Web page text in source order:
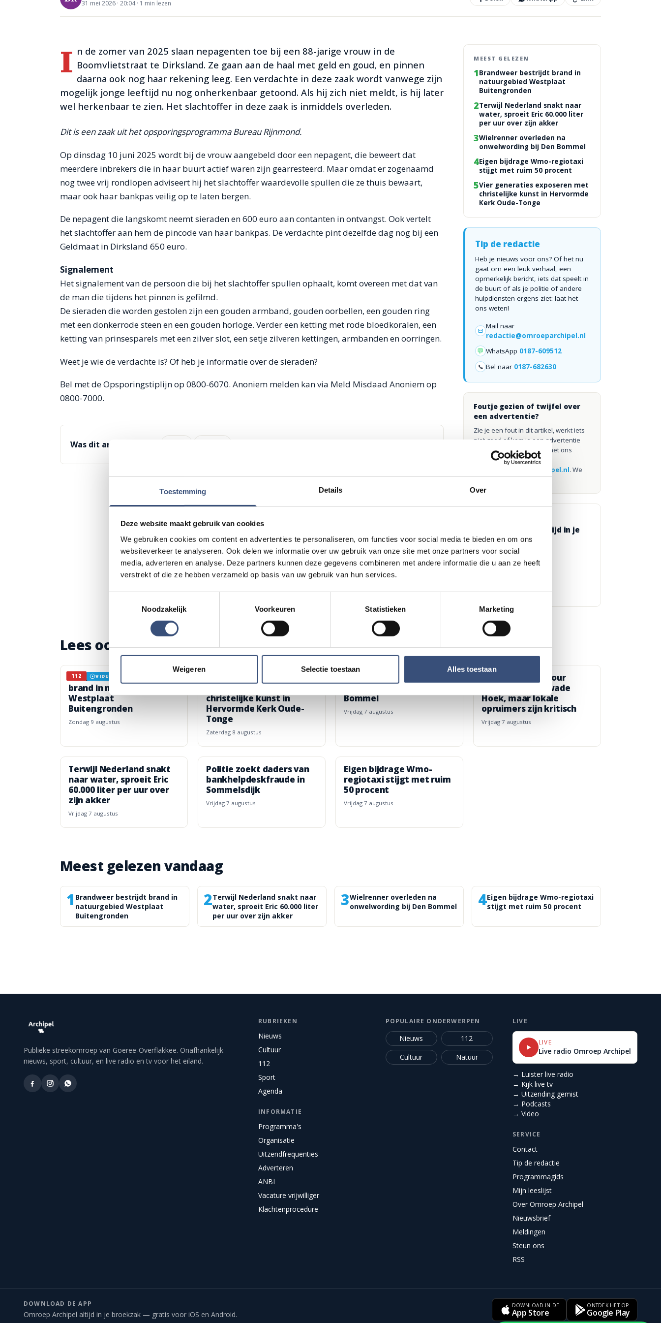
Toestemming Details Over
Deze website maakt gebruik van cookies
We gebruiken cookies om content en advertenties te personaliseren, om functies voor social media te bieden en om ons
websiteverkeer te analyseren. Ook delen we informatie over uw gebruik van onze site met onze partners voor social
media, adverteren en analyse. Deze partners kunnen deze gegevens combineren met andere informatie die u aan ze heeft
verstrekt of die ze hebben verzameld op basis van uw gebruik van hun services.
Noodzakelijk
Voorkeuren Statistieken Marketing
Weigeren Selectie toestaan Alles toestaan
31 mei 2026 · 20:04 · 1 min lezen
I n de zomer van 2025 slaan nepagenten toe bij een 88-jarige vrouw in de
Boomvlietstraat te Dirksland. Ze gaan aan de haal met geld en goud, en pinnen
daarna ook nog haar rekening leeg. Een verdachte in deze zaak wordt vanwege zijn
mogelijk jonge leeftijd nu nog onherkenbaar getoond. Als hij zich niet meldt, is hij later
wel herkenbaar te zien. Het slachtoffer in deze zaak is inmiddels overleden.
Dit is een zaak uit het opsporingsprogramma Bureau Rijnmond.
Op dinsdag 10 juni 2025 wordt bij de vrouw aangebeld door een nepagent, die beweert dat
meerdere inbrekers die in haar buurt actief waren zijn gearresteerd. Maar omdat er zogenaamd
nog twee vrij rondlopen adviseert hij het slachtoffer waardevolle spullen die ze thuis bewaart,
maar ook haar bankpas veilig op te laten bergen.
De nepagent die langskomt neemt sieraden en 600 euro aan contanten in ontvangst. Ook vertelt
het slachtoffer aan hem de pincode van haar bankpas. De verdachte pint dezelfde dag nog bij een
Geldmaat in Dirksland 650 euro.
Signalement
Het signalement van de persoon die bij het slachtoffer spullen ophaalt, komt overeen met dat van
de man die tijdens het pinnen is gefilmd.
De sieraden die worden gestolen zijn een gouden armband, gouden oorbellen, een gouden ring
met een donkerrode steen en een gouden horloge. Verder een ketting met rode bloedkoralen, een
ketting van prinsesparels met een zilver slot, een setje zilveren kettingen, armbanden en oorringen.
Weet je wie de verdachte is? Of heb je informatie over de sieraden?
Bel met de Opsporingstiplijn op 0800-6070. Anoniem melden kan via Meld Misdaad Anoniem op
0800-7000.
Was dit artikel nuttig?
MEEST GELEZEN
1Brandweer bestrijdt brand in
natuurgebied Westplaat
Buitengronden
2Terwijl Nederland snakt naar
water, sproeit Eric 60.000 liter
per uur over zijn akker
3Wielrenner overleden na
onwelwording bij Den Bommel
4Eigen bijdrage Wmo-regiotaxi
stijgt met ruim 50 procent
5Vier generaties exposeren met
christelijke kunst in Hervormde
Kerk Oude-Tonge
Tip de redactie
Heb je nieuws voor ons? Of het nu
gaat om een leuk verhaal, een
opmerkelijk bericht, iets dat speelt in
de buurt of als je politie of andere
hulpdiensten ergens ziet: laat het
ons weten!
Mail naar
redactie@omroeparchipel.nl
💬 WhatsApp 0187-609512
📞 Bel naar 0187-682630
Foutje gezien of twijfel over
een advertentie?
Zie je een fout in dit artikel, werkt iets
niet goed of kom je een advertentie
tegen die niet klopt? Laat het ons
weten via
redactie@omroeparchipel.nl. We
kijken er graag naar.
Omroep Archipel altijd in je
broekzak
DOWNLOAD IN DE
App Store
Lees ook
112 VIDEO
Brandweer bestrijdt
brand in natuurgebied
Westplaat
Buitengronden
zondag 9 augustus
christelijke kunst in
Hervormde Kerk Oude-
Tonge
zaterdag 8 augustus
Bommel
vrijdag 7 augustus
Beach CleanUp Tour
strijkt neer in Kwade
Hoek, maar lokale
opruimers zijn kritisch
vrijdag 7 augustus
Terwijl Nederland snakt
naar water, sproeit Eric
60.000 liter per uur over
zijn akker
vrijdag 7 augustus
Politie zoekt daders van
bankhelpdeskfraude in
Sommelsdijk
vrijdag 7 augustus
Eigen bijdrage Wmo-
regiotaxi stijgt met ruim
50 procent
vrijdag 7 augustus
Meest gelezen vandaag
1 Brandweer bestrijdt brand in
natuurgebied Westplaat
Buitengronden
2Terwijl Nederland snakt naar
water, sproeit Eric 60.000 liter
per uur over zijn akker
3Wielrenner overleden na
onwelwording bij Den Bommel
4Eigen bijdrage Wmo-regiotaxi
stijgt met ruim 50 procent
Publieke streekomroep van Goeree-Overflakkee. Onafhankelijk
nieuws, sport, cultuur, en live radio en tv voor het eiland.
RUBRIEKEN
Nieuws
Cultuur
112
Sport
Agenda
INFORMATIE
Programma's
Organisatie
Uitzendfrequenties
Adverteren
ANBI
Vacature vrijwilliger
Klachtenprocedure
POPULAIRE ONDERWERPEN
Nieuws
112
Cultuur
Natuur
LIVE
LIVE
Live radio Omroep Archipel
→ Luister live radio
→ Kijk live tv
→ Uitzending gemist
→ Podcasts
→ Video
SERVICE
Contact
Tip de redactie
Programmagids
Mijn leeslijst
Over Omroep Archipel
Nieuwsbrief
Meldingen
Steun ons
RSS
DOWNLOAD DE APP
Omroep Archipel altijd in je broekzak — gratis voor iOS en Android.
DOWNLOAD IN DE
App Store
ONTDEK HET OP
Google Play